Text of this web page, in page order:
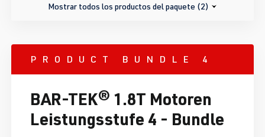
Mostrar todos los productos del paquete (2)
PRODUCT BUNDLE 4
BAR-TEK® 1.8T Motoren
Leistungsstufe 4 - Bundle